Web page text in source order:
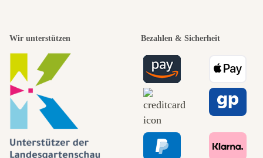
Wir unterstützen Bezahlen & Sicherheit